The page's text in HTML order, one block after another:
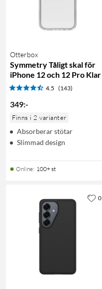
Otterbox
Symmetry Tåligt skal för
iPhone 12 och 12 Pro Klar
4.5 (143)
349:-
Finns i 2 varianter
Absorberar stötar
Slimmad design
Online: 100+ st
0